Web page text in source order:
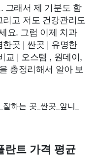
그래서 제 기분도 함
고 저도 건강관리도
요. 그럼 이제 치과
곳 | 싼곳 | 유명한
교 | 오스템 , 원데이,
총정리해서 알아 보
란트 가격 평균